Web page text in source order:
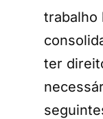
trabalho
ter